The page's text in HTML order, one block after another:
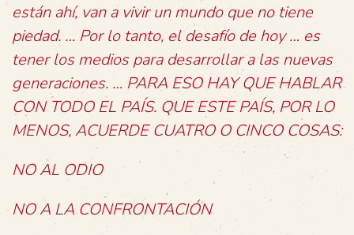
están ahí, van a vivir un mundo que no tiene
piedad. … Por lo tanto, el desafío de hoy … es
tener los medios para desarrollar a las nuevas
generaciones. … PARA ESO HAY QUE HABLAR
CON TODO EL PAÍS. QUE ESTE PAÍS, POR LO
MENOS, ACUERDE CUATRO O CINCO COSAS:
NO AL ODIO
NO A LA CONFRONTACIÓN